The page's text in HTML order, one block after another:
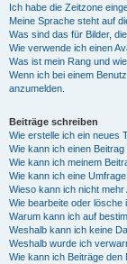
Ich habe die Zeitzone
Meine Sprache steht auf
Was sind das für Bilder,
Wie verwende ich einen
Was ist mein Rang und
Wenn ich bei einem
anzumelden.
Beiträge schreiben
Wie erstelle ich ein neues
Wie kann ich einen
Wie kann ich meinem
Wie kann ich eine
Wieso kann ich nicht
Wie bearbeite oder lösche
Warum kann ich auf
Weshalb kann ich keine
Weshalb wurde ich
Wie kann ich Beiträge den